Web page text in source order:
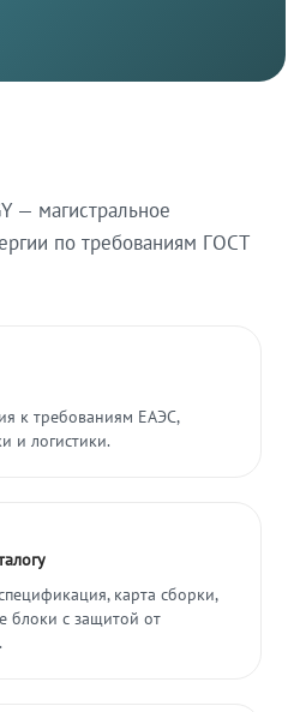
— магистральное
по требованиям ГОСТ
к требованиям ЕАЭС,
и логистики.
карта сборки,
блоки с защитой от